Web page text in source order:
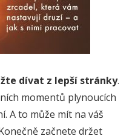
dívat z lepší stránky.
momentů plynoucích
A to může mít na váš
začnete držet